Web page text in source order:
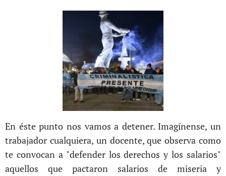
En éste punto nos vamos a detener. Imagínense, un
trabajador cualquiera, un docente, que observa como
te convocan a "defender los derechos y los salarios"
aquellos que pactaron salarios de miseria y